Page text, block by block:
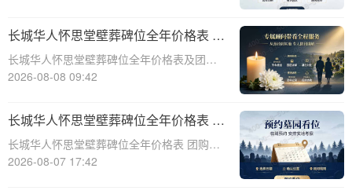
日益细致，壁葬作为一种绿色、节地的殡葬
方式逐渐走进大众视野。长城华人怀思
长城华人怀思堂壁葬碑位全年价格表 团
购享专属折扣福利详解
长城华人怀思堂壁葬碑位全年价格表及团购
专属折扣福利详解☎ 华人怀思堂电话:400-
变，越来越多的人开始选择壁葬作为一种环
保、节约土地的殡葬方式。长城华人怀
2026-08-08 09:42
长城华人怀思堂壁葬碑位全年价格表 团
购享专属折扣福利详解
长城华人怀思堂壁葬碑位全年价格表 团购享
专属折扣福利详解☎ 华人怀思堂电话:400-
2026-08-07 17:42